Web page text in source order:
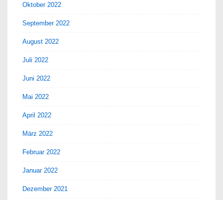
Oktober 2022
September 2022
August 2022
Juli 2022
Juni 2022
Mai 2022
April 2022
März 2022
Februar 2022
Januar 2022
Dezember 2021